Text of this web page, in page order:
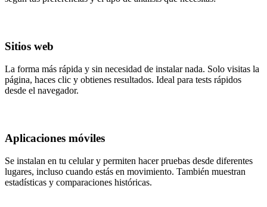
Sitios web
La forma más rápida y sin necesidad de instalar nada. Solo visitas la
página, haces clic y obtienes resultados. Ideal para tests rápidos
desde el navegador.
Aplicaciones móviles
Se instalan en tu celular y permiten hacer pruebas desde diferentes
lugares, incluso cuando estás en movimiento. También muestran
estadísticas y comparaciones históricas.